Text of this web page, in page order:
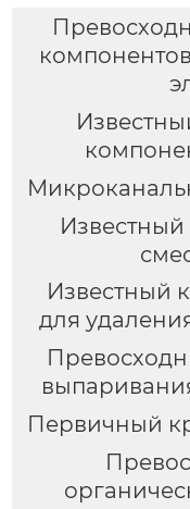
Известный
Известный
для
Первичный